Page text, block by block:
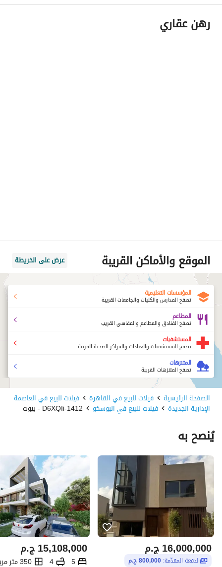
رهن عقاري
الموقع والأماكن القريبة عرض على الخريطة
المؤسسات التعليمية
تصفح المدارس والكليات والجامعات القريبة
المطاعم
تصفح الفنادق والمطاعم والمقاهي القريب
المستشفيات
تصفح المستشفيات والعيادات والمراكز الصحية القريبة
المتنزهات
تصفح المتنزهات القريبة
الصفحة الرئيسية فيلات للبيع في القاهرة فيلات للبيع في العاصمة
الإدارية الجديدة فيلات للبيع في البوسكو 1412-D6XQIi - بيوت
يُنصح به
ج.م16,000,000
الدفعة المقدّمة: 800,000 ج.م
ج.م15,108,000
5
4 350 متر مربع